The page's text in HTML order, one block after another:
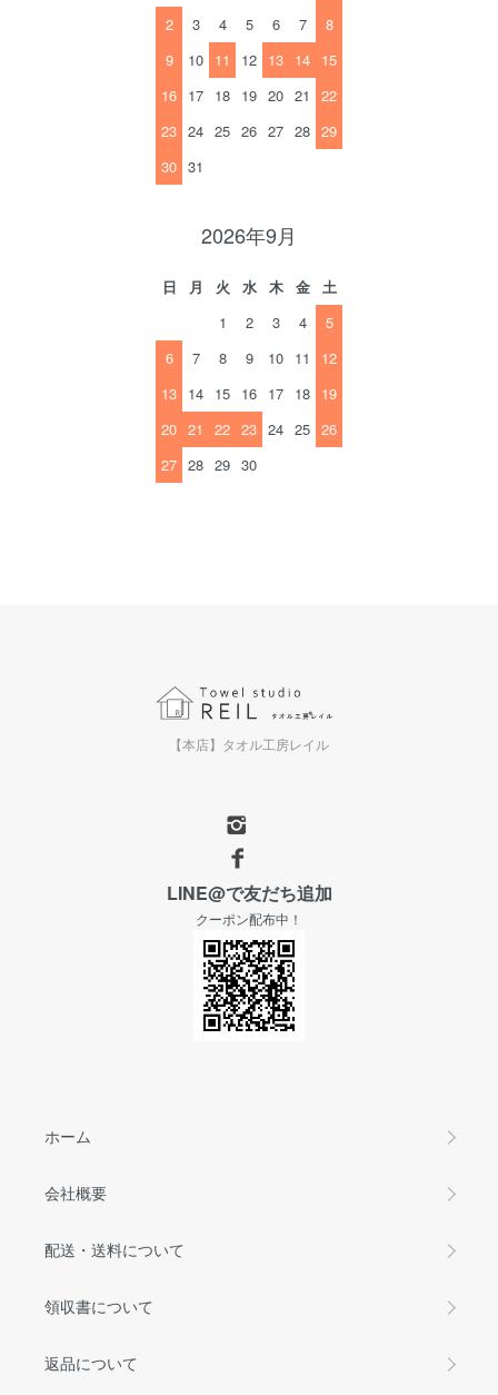
2
3 4 5 6 7
8
9
10 11 12 13 14 15
16 17 18 19 20 21
22
23 24 25 26 27 28 29
30 31
2026年9月
日 月 火 水 木 金
土
1
2 3 4
5
6
7 8 9 10 11
12
13 14 15 16 17 18 19
20 21 22 23 24 25 26
27 28 29 30
【本店】タオル工房レイル
LINE@で友だち追加
クーポン配布中！
ホーム
会社概要
配送・送料について
領収書について
返品について